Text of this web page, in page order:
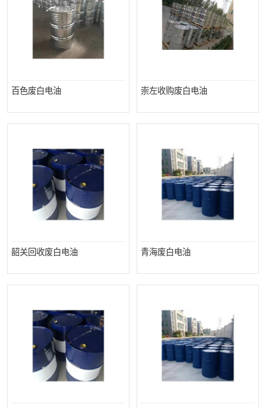
百色废白电油 崇左收购废白电油
韶关回收废白电油 青海废白电油